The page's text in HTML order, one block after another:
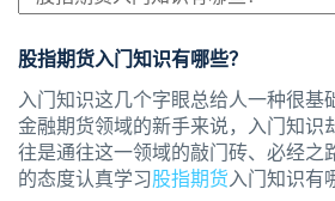
股指期货入门知识有哪些？
入门知识这几个字眼总给人一种很基
金融期货领域的新手来说，入门知识
往是通往这一领域的敲门砖、必经之
的态度认真学习股指期货 入门知识有